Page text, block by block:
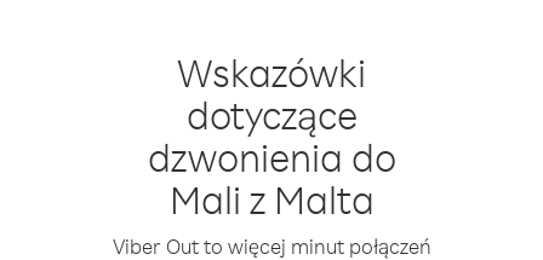
Wskazówki
dotyczące
dzwonienia do
Mali z Malta
Viber Out to więcej minut połączeń